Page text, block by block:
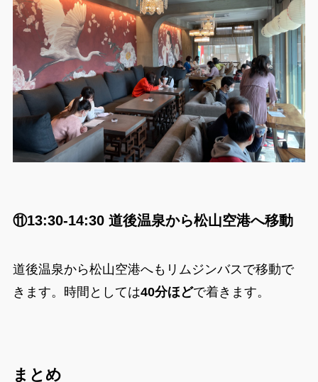
⑪13:30-14:30 道後温泉から松山空港へ移動
道後温泉から松山空港へもリムジンバスで移動で
きます。時間としては40分ほどで着きます。
まとめ